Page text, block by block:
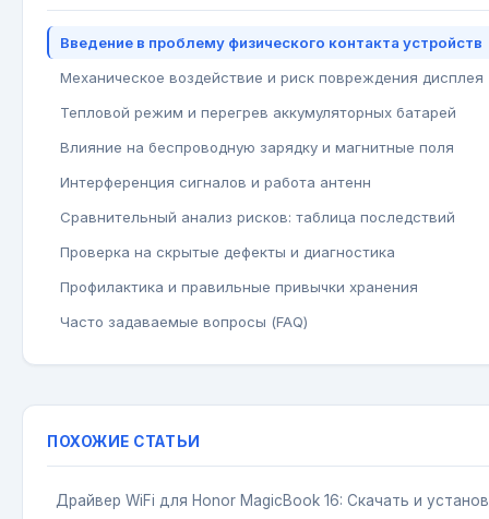
Введение в проблему физического контакта устройств
Механическое воздействие и риск повреждения дисплея
Тепловой режим и перегрев аккумуляторных батарей
Влияние на беспроводную зарядку и магнитные поля
Интерференция сигналов и работа антенн
Сравнительный анализ рисков: таблица последствий
Проверка на скрытые дефекты и диагностика
Профилактика и правильные привычки хранения
Часто задаваемые вопросы (FAQ)
ПОХОЖИЕ СТАТЬИ
Драйвер WiFi для Honor MagicBook 16: Скачать и